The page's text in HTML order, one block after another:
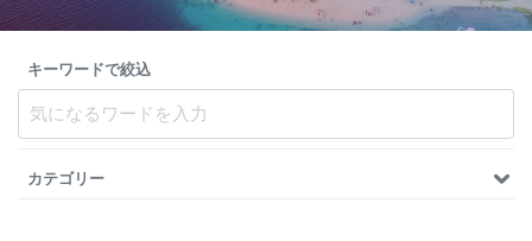
キーワードで絞込
カテゴリー